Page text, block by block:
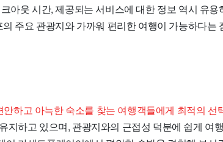
아웃 시간, 제공되는 서비스에 대한 정보 역시 유용
주요 관광지와 가까워 편리한 여행이 가능하다는
하고 아늑한 숙소를 찾는 여행객들에게 최적의 선
지하고 있으며, 관광지와의 근접성 덕분에 쉽게 여